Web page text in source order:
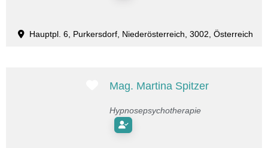
Hauptpl. 6, Purkersdorf, Niederösterreich, 3002, Österreich
Favorit
Mag. Martina Spitzer
Hypnosepsychotherapie